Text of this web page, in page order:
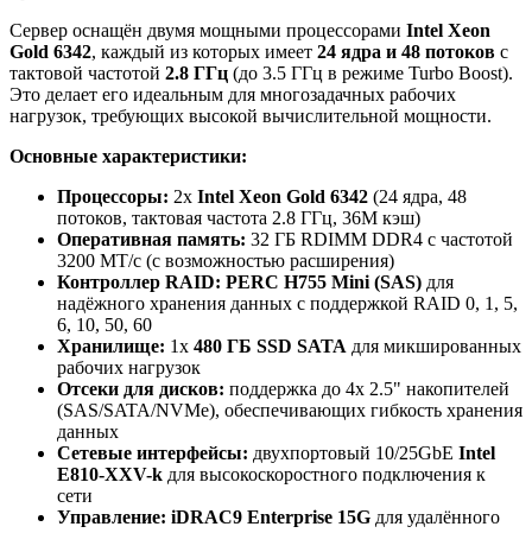
Сервер оснащён двумя мощными процессорами Intel Xeon
Gold 6342, каждый из которых имеет 24 ядра и 48 потоков с
тактовой частотой 2.8 ГГц (до 3.5 ГГц в режиме Turbo Boost).
Это делает его идеальным для многозадачных рабочих
нагрузок, требующих высокой вычислительной мощности.
Основные характеристики:
Процессоры: 2x Intel Xeon Gold 6342 (24 ядра, 48
потоков, тактовая частота 2.8 ГГц, 36M кэш)
Оперативная память: 32 ГБ RDIMM DDR4 с частотой
3200 МТ/с (с возможностью расширения)
Контроллер RAID: PERC H755 Mini (SAS) для
надёжного хранения данных с поддержкой RAID 0, 1, 5,
6, 10, 50, 60
Хранилище: 1x 480 ГБ SSD SATA для микшированных
рабочих нагрузок
Отсеки для дисков: поддержка до 4x 2.5" накопителей
(SAS/SATA/NVMe), обеспечивающих гибкость хранения
данных
Сетевые интерфейсы: двухпортовый 10/25GbE Intel
E810-XXV-k для высокоскоростного подключения к
сети
Управление: iDRAC9 Enterprise 15G для удалённого